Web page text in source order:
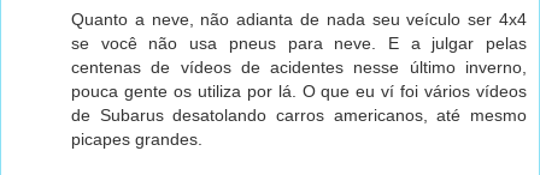
Quanto a neve, não adianta de nada seu veículo ser 4x4
se você não usa pneus para neve. E a julgar pelas
centenas de vídeos de acidentes nesse último inverno,
pouca gente os utiliza por lá. O que eu ví foi vários vídeos
de Subarus desatolando carros americanos, até mesmo
picapes grandes.